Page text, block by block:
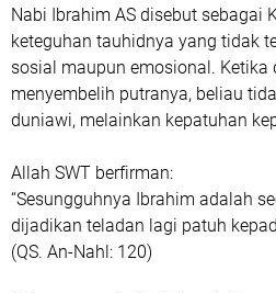
Nabi Ibrahim AS disebut sebagai
keteguhan tauhidnya yang tidak
sosial maupun emosional. Ketika
menyembelih putranya, beliau
duniawi, melainkan kepatuhan
Allah SWT berfirman:
“Sesungguhnya Ibrahim adalah
dijadikan teladan lagi patuh
(QS. An-Nahl: 120)